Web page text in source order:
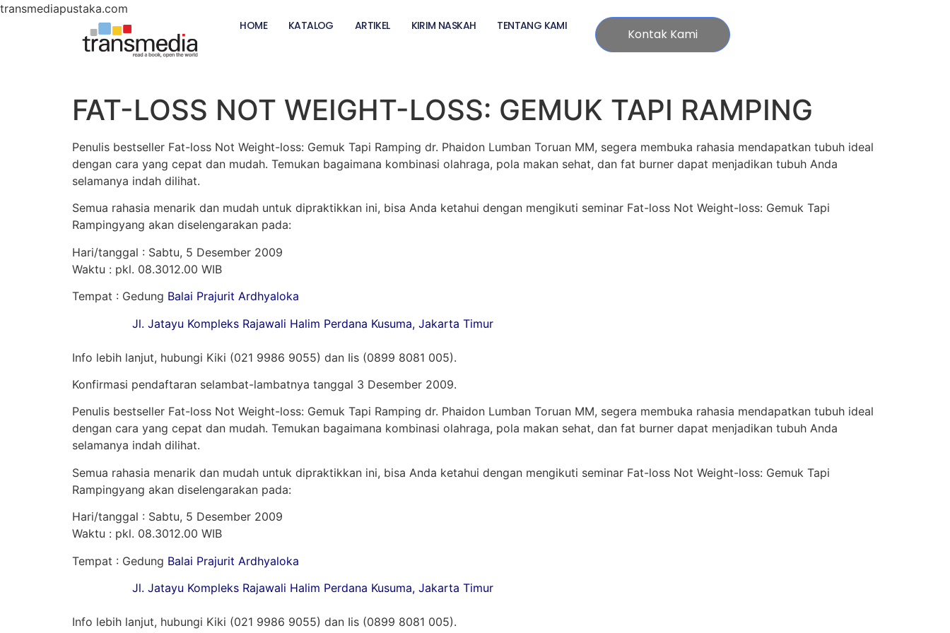
transmediapustaka.com
HOME
KATALOG ARTIKEL KIRIM NASKAH TENTANG KAMI
Kontak Kami
FAT-LOSS NOT WEIGHT-LOSS: GEMUK TAPI RAMPING
Penulis bestseller Fat-loss Not Weight-loss: Gemuk Tapi Ramping dr. Phaidon Lumban Toruan MM, segera membuka rahasia mendapatkan tubuh ideal
dengan cara yang cepat dan mudah. Temukan bagaimana kombinasi olahraga, pola makan sehat, dan fat burner dapat menjadikan tubuh Anda
selamanya indah dilihat.
Semua rahasia menarik dan mudah untuk dipraktikkan ini, bisa Anda ketahui dengan mengikuti seminar Fat-loss Not Weight-loss: Gemuk Tapi
Rampingyang akan diselengarakan pada:
Hari/tanggal : Sabtu, 5 Desember 2009
Waktu : pkl. 08.3012.00 WIB
Tempat : Gedung Balai Prajurit Ardhyaloka
Jl. Jatayu Kompleks Rajawali Halim Perdana Kusuma, Jakarta Timur
Info lebih lanjut, hubungi Kiki (021 9986 9055) dan Iis (0899 8081 005).
Konfirmasi pendaftaran selambat-lambatnya tanggal 3 Desember 2009.
Penulis bestseller Fat-loss Not Weight-loss: Gemuk Tapi Ramping dr. Phaidon Lumban Toruan MM, segera membuka rahasia mendapatkan tubuh ideal
dengan cara yang cepat dan mudah. Temukan bagaimana kombinasi olahraga, pola makan sehat, dan fat burner dapat menjadikan tubuh Anda
selamanya indah dilihat.
Semua rahasia menarik dan mudah untuk dipraktikkan ini, bisa Anda ketahui dengan mengikuti seminar Fat-loss Not Weight-loss: Gemuk Tapi
Rampingyang akan diselengarakan pada:
Hari/tanggal : Sabtu, 5 Desember 2009
Waktu : pkl. 08.3012.00 WIB
Tempat : Gedung Balai Prajurit Ardhyaloka
Jl. Jatayu Kompleks Rajawali Halim Perdana Kusuma, Jakarta Timur
Info lebih lanjut, hubungi Kiki (021 9986 9055) dan Iis (0899 8081 005).